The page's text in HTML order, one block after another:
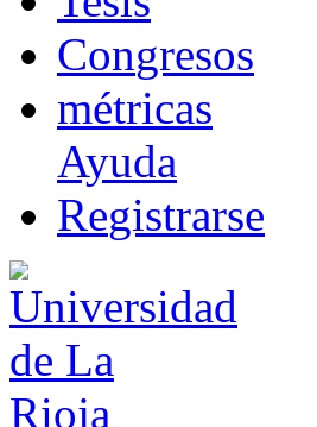
Congresos
métricas
Ayuda
Registrarse